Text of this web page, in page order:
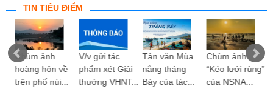
TIN TIÊU ĐIỂM
Chùm ảnh
hoàng hôn về
trên phố núi...
V/v gửi tác
phẩm xét Giải
thưởng VHNT...
Tản văn Mùa
nắng tháng
Bảy của tác...
Chùm ảnh
“Kéo lưới rùng”
của NSNA...